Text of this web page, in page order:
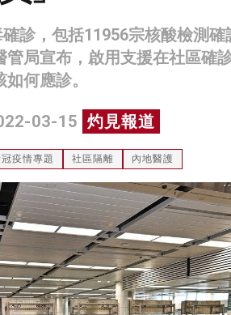
診，包括11956宗核酸檢測確
局宣布，啟用支援在社區確
何應診。
03-15 灼見報道
冠疫情專題 社區隔離 內地醫護